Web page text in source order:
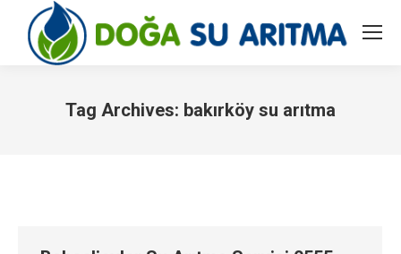
Tag Archives: bakırköy su arıtma